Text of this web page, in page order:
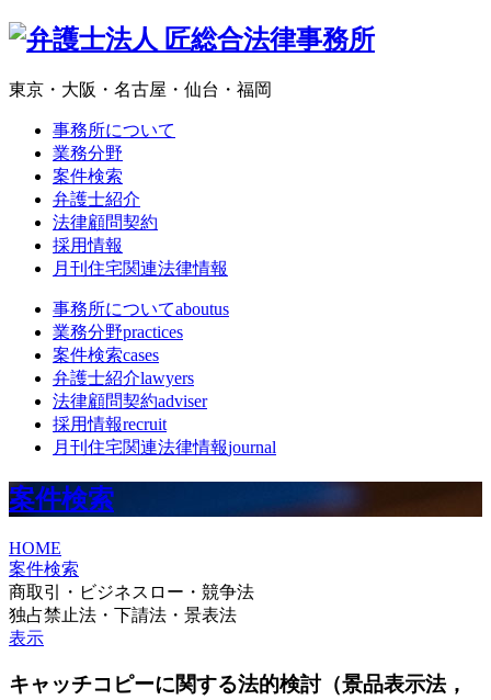
東京・大阪・名古屋・仙台・福岡
事務所について
業務分野
案件検索
弁護士紹介
法律顧問契約
採用情報
月刊住宅関連法律情報
事務所についてaboutus
業務分野practices
案件検索cases
弁護士紹介lawyers
法律顧問契約adviser
採用情報recruit
月刊住宅関連法律情報journal
案件検索
HOME
案件検索
商取引・ビジネスロー・競争法
独占禁止法・下請法・景表法
表示
キャッチコピーに関する法的検討（景品表示法，